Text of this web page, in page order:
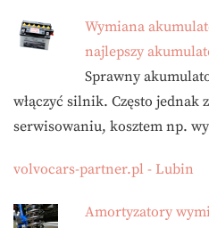
Wymiana
najlepszy
Sprawny
włączyć silnik. Często jednak
serwisowaniu, kosztem np.
volvocars-partner.pl - Lubin
Amortyzatory